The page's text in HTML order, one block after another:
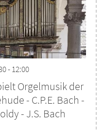
- 12:00
Orgelmusik der
- C.P.E. Bach -
- J.S. Bach